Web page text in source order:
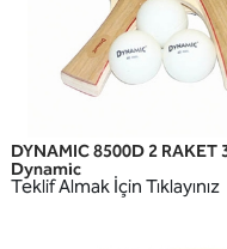
HIZLI
DYNAMIC 8500D 2 RAKET
Dynamic
Teklif Almak İçin Tıklayınız